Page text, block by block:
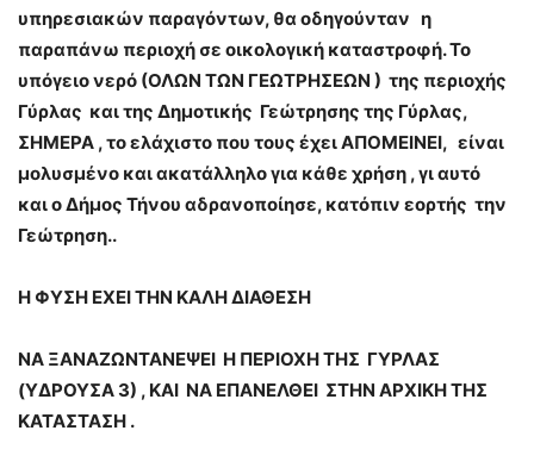
υπηρεσιακών παραγόντων, θα οδηγούνταν η
παραπάνω περιοχή σε οικολογική καταστροφή. Το
υπόγειο νερό (ΟΛΩΝ ΤΩΝ ΓΕΩΤΡΗΣΕΩΝ ) της περιοχής
Γύρλας και της Δημοτικής Γεώτρησης της Γύρλας,
ΣΗΜΕΡΑ , το ελάχιστο που τους έχει ΑΠΟΜΕΙΝΕΙ, είναι
μολυσμένο και ακατάλληλο για κάθε χρήση , γι αυτό
και ο Δήμος Τήνου αδρανοποίησε, κατόπιν εορτής την
Γεώτρηση..
Η ΦΥΣΗ ΕΧΕΙ ΤΗΝ ΚΑΛΗ ΔΙΑΘΕΣΗ
ΝΑ ΞΑΝΑΖΩΝΤΑΝΕΨΕΙ Η ΠΕΡΙΟΧΗ ΤΗΣ ΓΥΡΛΑΣ
(ΥΔΡΟΥΣΑ 3) , ΚΑΙ ΝΑ ΕΠΑΝΕΛΘΕΙ ΣΤΗΝ ΑΡΧΙΚΗ ΤΗΣ
ΚΑΤΑΣΤΑΣΗ .